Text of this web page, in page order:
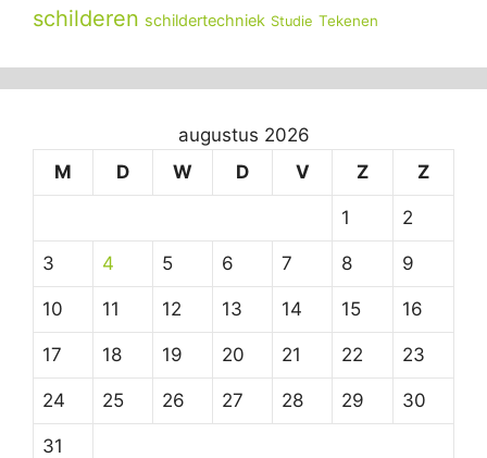
schilderen schildertechniek Studie Tekenen
augustus 2026
M
D W D V Z Z
1 2
3 4 5 6 7 8 9
10 11 12 13 14 15 16
17 18 19 20 21 22 23
24 25 26 27 28 29 30
31